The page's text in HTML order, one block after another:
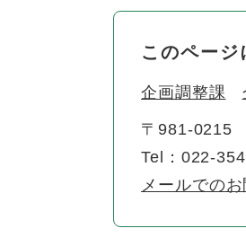
このペー
企画調整課
〒981-0215
Tel：022-
メールでの